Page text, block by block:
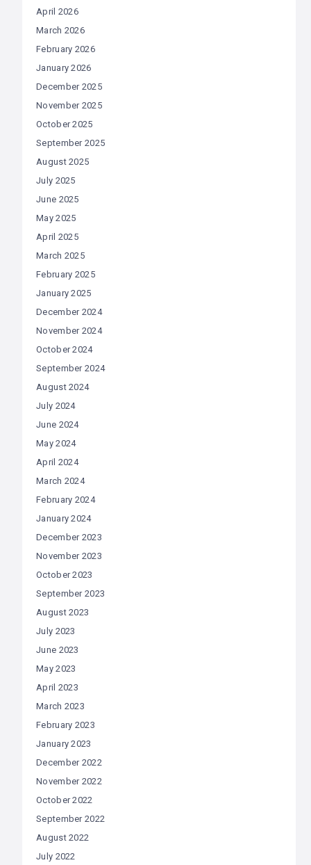
April 2026
March 2026
February 2026
January 2026
December 2025
November 2025
October 2025
September 2025
August 2025
July 2025
June 2025
May 2025
April 2025
March 2025
February 2025
January 2025
December 2024
November 2024
October 2024
September 2024
August 2024
July 2024
June 2024
May 2024
April 2024
March 2024
February 2024
January 2024
December 2023
November 2023
October 2023
September 2023
August 2023
July 2023
June 2023
May 2023
April 2023
March 2023
February 2023
January 2023
December 2022
November 2022
October 2022
September 2022
August 2022
July 2022